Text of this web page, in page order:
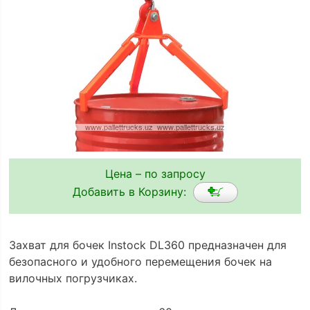
Цена – по запросу
Добавить в Корзину:
Захват для бочек Instock DL360 предназначен для
безопасного и удобного перемещения бочек на
вилочных погрузчиках.